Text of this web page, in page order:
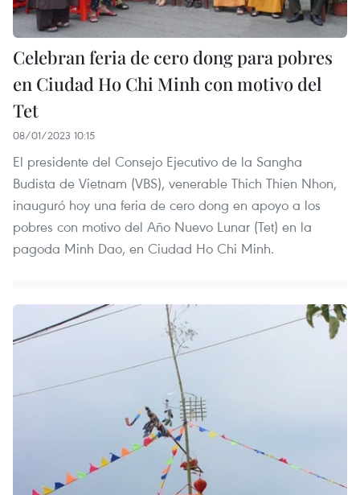
Celebran feria de cero dong para pobres
en Ciudad Ho Chi Minh con motivo del
Tet
08/01/2023 10:15
El presidente del Consejo Ejecutivo de la Sangha
Budista de Vietnam (VBS), venerable Thich Thien Nhon,
inauguró hoy una feria de cero dong en apoyo a los
pobres con motivo del Año Nuevo Lunar (Tet) en la
pagoda Minh Dao, en Ciudad Ho Chi Minh.